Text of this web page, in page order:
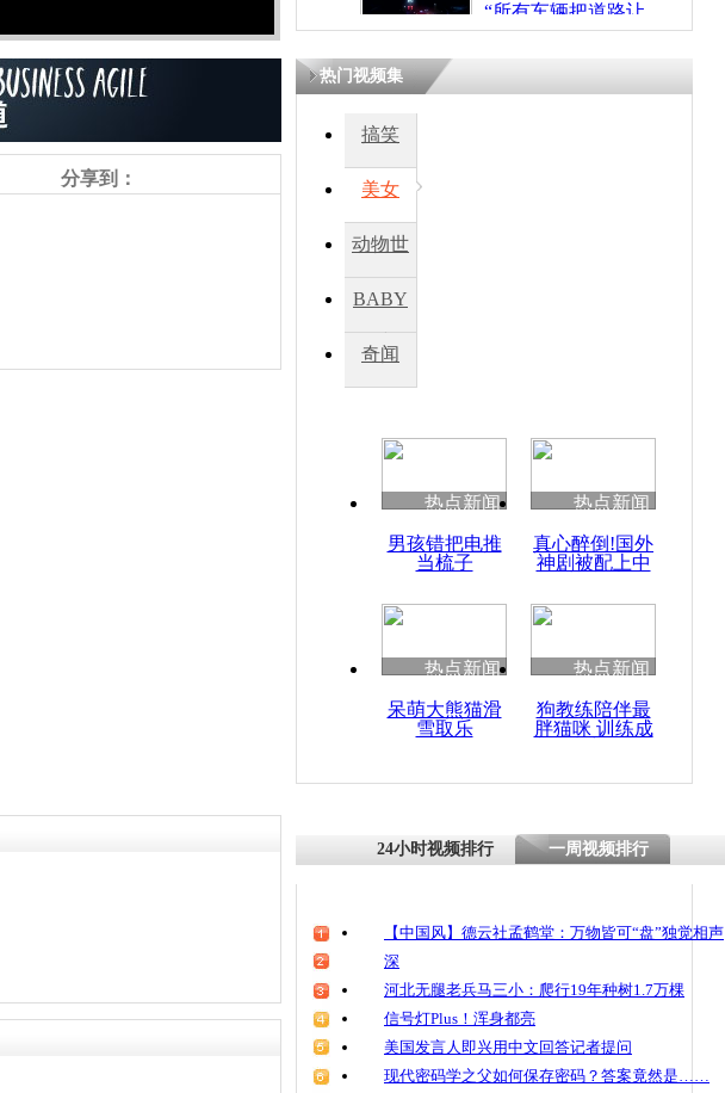
“所有车辆把道路让
开！”儿童突发疾病交
因
度苗族花山节
魂
分享到：
热门视频集
搞笑
美女
动物世
BABY
秀
奇闻
热点新闻
男孩错把电推
当梳子
热点新闻
真心醉倒!国外
神剧被配上中
热点新闻
呆萌大熊猫滑
雪取乐
热点新闻
狗教练陪伴最
胖猫咪 训练成
24小时视频排行 一周视频排行
【中国风】德云社孟鹤堂：万物皆可“盘”独觉相声
深
河北无腿老兵马三小：爬行19年种树1.7万棵
信号灯Plus！浑身都亮
美国发言人即兴用中文回答记者提问
现代密码学之父如何保存密码？答案竟然是……